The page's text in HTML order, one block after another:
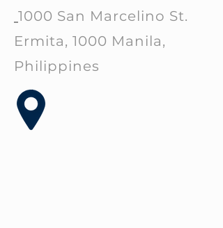
1000 San Marcelino St.
Ermita, 1000 Manila,
Philippines